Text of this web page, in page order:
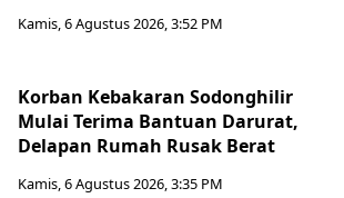
Kamis, 6 Agustus 2026, 3:52 PM
Korban Kebakaran Sodonghilir
Mulai Terima Bantuan Darurat,
Delapan Rumah Rusak Berat
Kamis, 6 Agustus 2026, 3:35 PM